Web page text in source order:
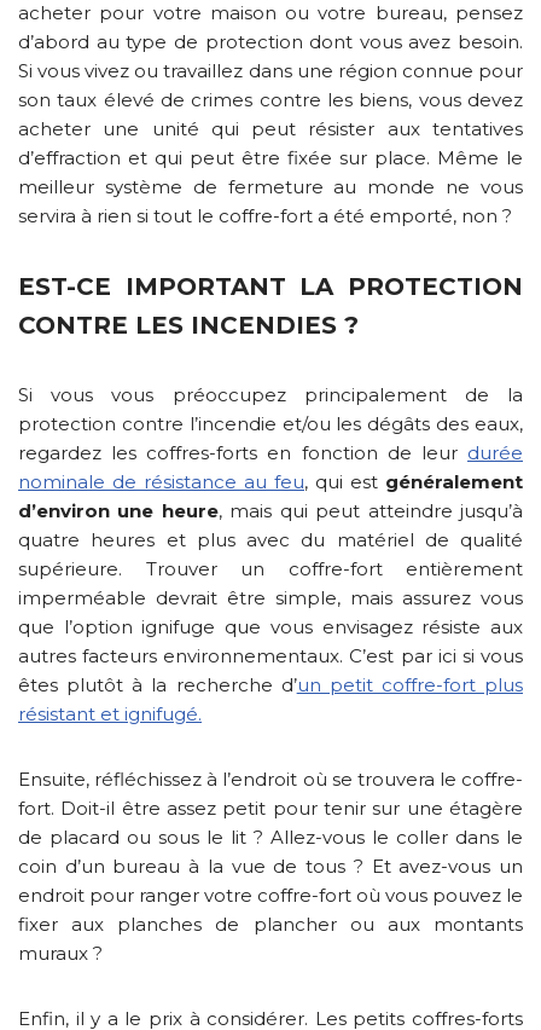
acheter pour votre maison ou votre bureau, pensez
d’abord au type de protection dont vous avez besoin.
Si vous vivez ou travaillez dans une région connue pour
son taux élevé de crimes contre les biens, vous devez
acheter une unité qui peut résister aux tentatives
d’effraction et qui peut être fixée sur place. Même le
meilleur système de fermeture au monde ne vous
servira à rien si tout le coffre-fort a été emporté, non ?
EST-CE IMPORTANT LA PROTECTION
CONTRE LES INCENDIES ?
Si vous vous préoccupez principalement de la
protection contre l’incendie et/ou les dégâts des eaux,
regardez les coffres-forts en fonction de leur durée
nominale de résistance au feu, qui est généralement
d’environ une heure, mais qui peut atteindre jusqu’à
quatre heures et plus avec du matériel de qualité
supérieure. Trouver un coffre-fort entièrement
imperméable devrait être simple, mais assurez vous
que l’option ignifuge que vous envisagez résiste aux
autres facteurs environnementaux. C’est par ici si vous
êtes plutôt à la recherche d’un petit coffre-fort plus
résistant et ignifugé.
Ensuite, réfléchissez à l’endroit où se trouvera le coffre-
fort. Doit-il être assez petit pour tenir sur une étagère
de placard ou sous le lit ? Allez-vous le coller dans le
coin d’un bureau à la vue de tous ? Et avez-vous un
endroit pour ranger votre coffre-fort où vous pouvez le
fixer aux planches de plancher ou aux montants
muraux ?
Enfin, il y a le prix à considérer. Les petits coffres-forts